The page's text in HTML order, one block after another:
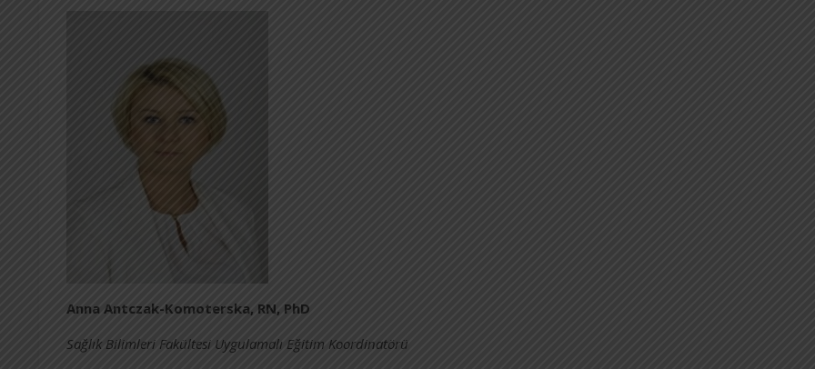
Anna Antczak-Komoterska, RN, PhD
Sağlık Bilimleri Fakültesi Uygulamalı Eğitim Koordinatörü